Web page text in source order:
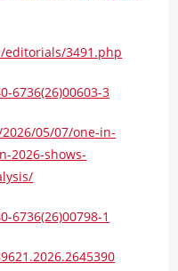
3491.php
6736(26)00603-3
05/07/one-in-
2026-shows-
6736(26)00798-1